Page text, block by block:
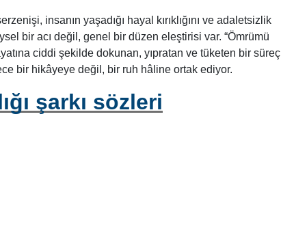
insanın yaşadığı hayal kırıklığını ve adaletsizlik
bir acı değil, genel bir düzen eleştirisi var. “Ömrümü
ciddi şekilde dokunan, yıpratan ve tüketen bir süreç
bir hikâyeye değil, bir ruh hâline ortak ediyor.
şarkı sözleri